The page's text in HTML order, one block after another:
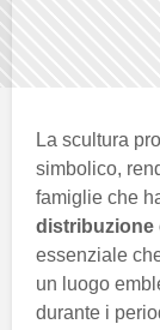
La scultura
simbolico,
famiglie che
distribuzione
essenziale
un luogo
durante i